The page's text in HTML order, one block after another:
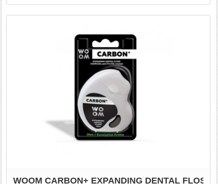
WOOM CARBON+ EXPANDING DENTAL FLOSS